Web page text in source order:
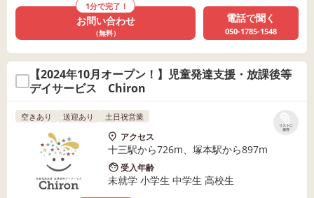
1分で完了！
お問い合わせ
（無料）
電話で聞く
050-1785-1548
【2024年10月オープン！】児童発達支援・放課後等
デイサービス Chiron
リストに
保存
空きあり 送迎あり 土日祝営業
アクセス
十三駅から726m、塚本駅から897m
受入年齢
未就学 小学生 中学生 高校生